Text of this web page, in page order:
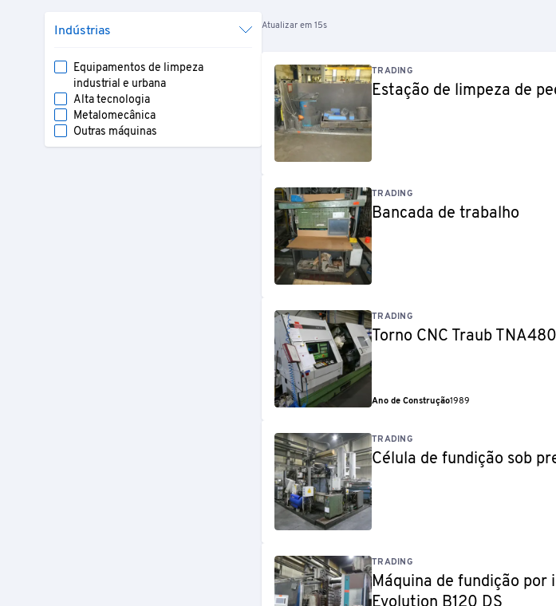
Indústrias
Equipamentos de limpeza
industrial e urbana
Alta tecnologia
Metalomecânica
Outras máquinas
Atualizar em 15s
TRADING
Estação de limpeza de
TRADING
Bancada de trabalho
TRADING
Torno CNC Traub TNA480
Ano de Construção1989
TRADING
Célula de fundição sob
TRADING
Máquina de fundição